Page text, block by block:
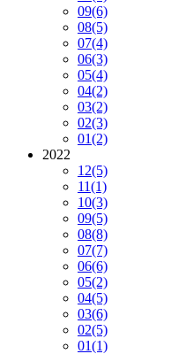
09(6)
08(5)
07(4)
06(3)
05(4)
04(2)
03(2)
02(3)
01(2)
2022
12(5)
11(1)
10(3)
09(5)
08(8)
07(7)
06(6)
05(2)
04(5)
03(6)
02(5)
01(1)